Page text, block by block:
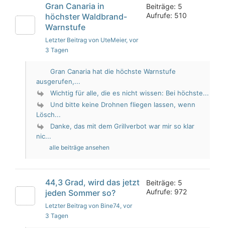
Gran Canaria in
höchster Waldbrand-
Warnstufe
Letzter Beitrag von UteMeier, vor
3 Tagen
Beiträge: 5
Aufrufe: 510
Gran Canaria hat die höchste Warnstufe
ausgerufen,...
Wichtig für alle, die es nicht wissen: Bei höchste...
Und bitte keine Drohnen fliegen lassen, wenn
Lösch...
Danke, das mit dem Grillverbot war mir so klar
nic...
alle beiträge ansehen
44,3 Grad, wird das jetzt
jeden Sommer so?
Letzter Beitrag von Bine74, vor
3 Tagen
Beiträge: 5
Aufrufe: 972